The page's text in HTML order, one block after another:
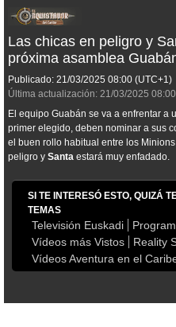
Las chicas en peligro y
próxima asamblea
Publicado: 21/03/2025 08:00 (UTC+1)
Última actualización: 21/03/2025 08:00
El equipo Guabán se va a enfrentar a
primer elegido, deben nominar a sus
el buen rollo habitual entre los
peligro y Santa estará muy enfadado.
SI TE INTERESÓ ESTO, QUIZÁ
TEMAS
Televisión Euskadi
Vídeos más Vistos
Reality
Vídeos Aventura en el